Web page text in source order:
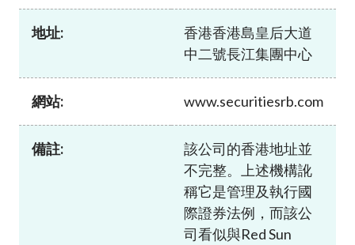
地址:
香港香港島皇后大道
中二號長江集團中心
網站: www.securitiesrb.com
備註:
該公司的香港地址並
不完整。上述機構訛
稱它是管理及執行國
際證券法例，而該公
司看似與Red Sun